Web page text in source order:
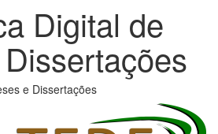
Digital de
e Dissertações